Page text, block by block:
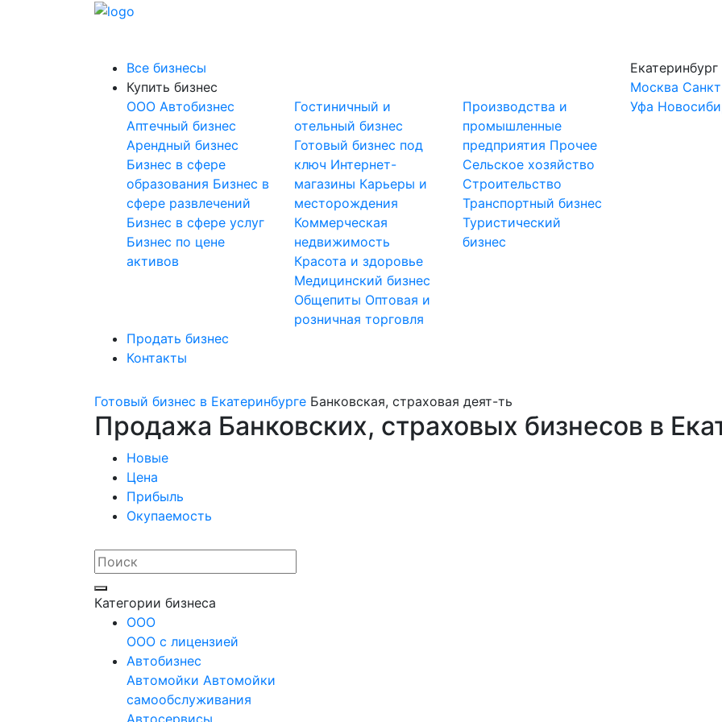
Все бизнесы
Купить бизнес
OOO Автобизнес
Аптечный бизнес
Арендный бизнес
Бизнес в сфере
образования Бизнес в
сфере развлечений
Бизнес в сфере услуг
Бизнес по цене
активов
Гостиничный и
отельный бизнес
Готовый бизнес под
ключ Интернет-
магазины Карьеры и
месторождения
Коммерческая
недвижимость
Красота и здоровье
Медицинский бизнес
Общепиты Оптовая и
розничная торговля
Производства и
промышленные
предприятия Прочее
Сельское хозяйство
Строительство
Транспортный бизнес
Туристический
бизнес
Продать бизнес
Контакты
Екатеринбург
Москва
Уфа
Готовый бизнес в Екатеринбурге Банковская, страховая деят-ть
Продажа Банковских, страховых бизнесов в
Новые
Цена
Прибыль
Окупаемость
Категории бизнеса
OOO
ООО с лицензией
Автобизнес
Автомойки Автомойки
самообслуживания
Автосервисы